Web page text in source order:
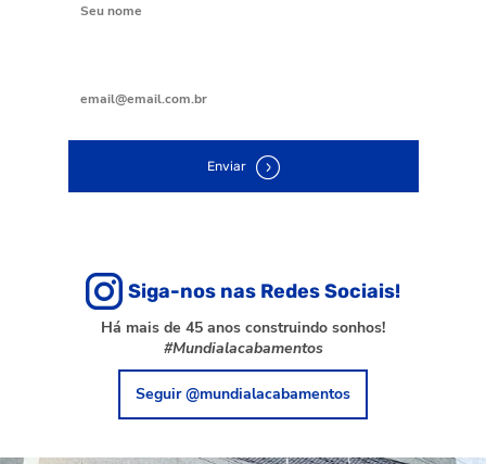
Enviar
Siga-nos nas Redes Sociais!
Há mais de 45 anos construindo sonhos!
#Mundialacabamentos
Seguir @mundialacabamentos